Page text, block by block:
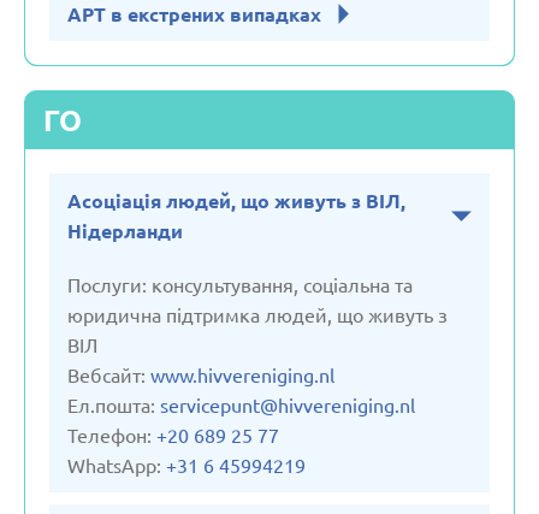
АРТ в екстрених випадках
ГО
Асоціація людей, що живуть з ВІЛ,
Нідерланди
Послуги: консультування, соціальна та
юридична підтримка людей, що живуть з
ВІЛ
Вебсайт: www.hivvereniging.nl
Ел.пошта: servicepunt@hivvereniging.nl
Телефон: +20 689 25 77
WhatsApp: +31 6 45994219